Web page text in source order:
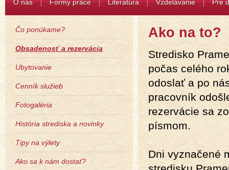
O nás Formy práce Literatúra Vzdelávanie Pre
Čo ponúkame?
Obsadenosť a rezervácia
Ubytovanie
Cenník služieb
Fotogaléria
História strediska a novinky
Tipy na výlety
Ako sa k nám dostať?
Ako na to?
Stredisko
počas celého
odoslať a po
pracovník
rezervácie sa
písmom.
Dni vyznačené